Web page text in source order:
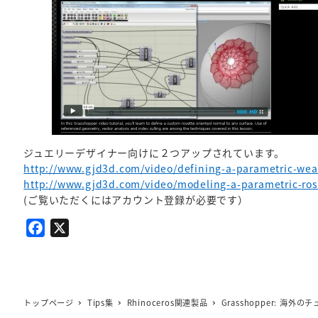
ジュエリーデザイナー向けに２つアップされています。
http://www.gjd3d.com/video/defining-a-parametric-
http://www.gjd3d.com/video/modeling-a-parametric-
(ご覧いただくにはアカウント登録が必要です）
b
トップページ Tips集 Rhinoceros関連製品 Grasshopper: 海外のチ